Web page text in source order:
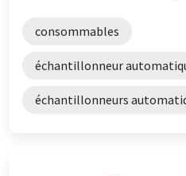
consommables
échantillonneur
échantillonneurs